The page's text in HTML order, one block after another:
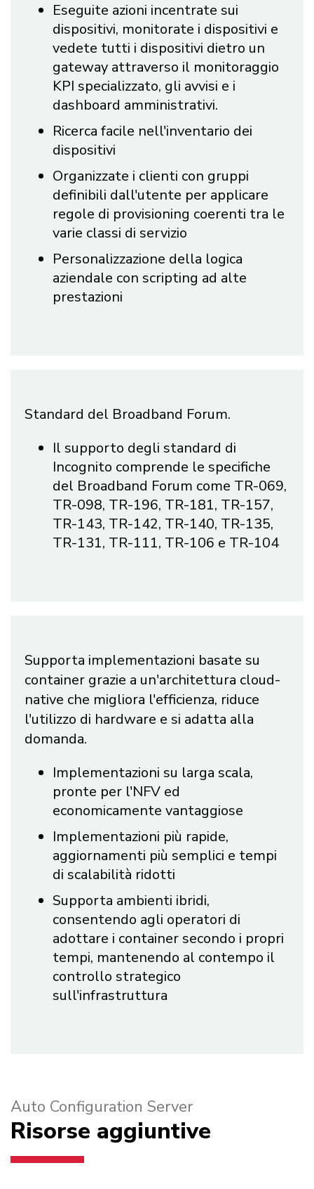
Eseguite azioni incentrate sui
dispositivi, monitorate i dispositivi e
vedete tutti i dispositivi dietro un
gateway attraverso il monitoraggio
KPI specializzato, gli avvisi e i
dashboard amministrativi.
Ricerca facile nell'inventario dei
dispositivi
Organizzate i clienti con gruppi
definibili dall'utente per applicare
regole di provisioning coerenti tra le
varie classi di servizio
Personalizzazione della logica
aziendale con scripting ad alte
prestazioni
Standard del Broadband Forum.
Il supporto degli standard di
Incognito comprende le specifiche
del Broadband Forum come TR-069,
TR-098, TR-196, TR-181, TR-157,
TR-143, TR-142, TR-140, TR-135,
TR-131, TR-111, TR-106 e TR-104
Supporta implementazioni basate su
container grazie a un'architettura cloud-
native che migliora l'efficienza, riduce
l'utilizzo di hardware e si adatta alla
domanda.
Implementazioni su larga scala,
pronte per l'NFV ed
economicamente vantaggiose
Implementazioni più rapide,
aggiornamenti più semplici e tempi
di scalabilità ridotti
Supporta ambienti ibridi,
consentendo agli operatori di
adottare i container secondo i propri
tempi, mantenendo al contempo il
controllo strategico
sull'infrastruttura
Auto Configuration Server
Risorse aggiuntive